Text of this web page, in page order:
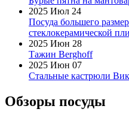
2025 Июл 24
Посуда большего
стеклокерамической
2025 Июн 28
Тажин Berghoff
2025 Июн 07
Стальные кастрюли
Обзоры посуды